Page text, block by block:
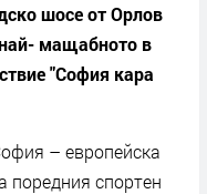
шосе от Орлов
мащабното в
"София кара
– европейска
поредния спортен